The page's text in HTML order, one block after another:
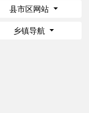
县市区网站
乡镇导航